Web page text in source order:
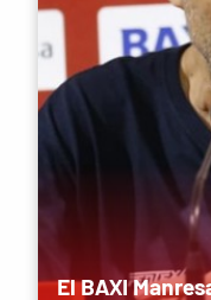
El BAXI